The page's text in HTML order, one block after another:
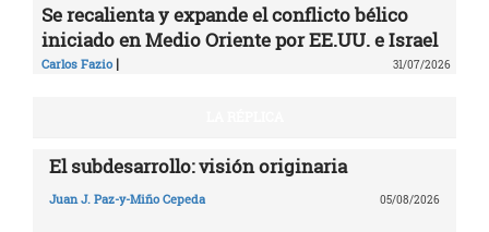
Se recalienta y expande el conflicto bélico
iniciado en Medio Oriente por EE.UU. e Israel
Carlos Fazio | 31/07/2026
El subdesarrollo: visión originaria
Juan J. Paz-y-Miño Cepeda 05/08/2026